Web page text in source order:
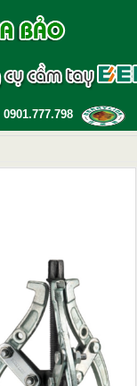
0901.777.798